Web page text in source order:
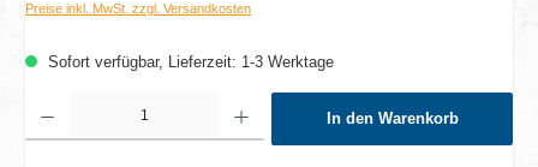
Preise inkl. MwSt. zzgl. Versandkosten
Sofort verfügbar, Lieferzeit: 1-3 Werktage
In den Warenkorb